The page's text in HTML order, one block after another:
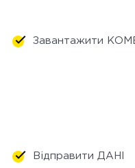
Завантажити
Відправити ДАНІ